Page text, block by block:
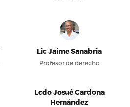
Lic Jaime Sanabria
Profesor de derecho
Lcdo Josué Cardona
Hernández